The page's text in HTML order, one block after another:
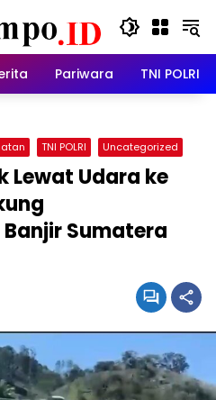
Pariwara TNI POLRI
TNI POLRI Uncategorized
Lewat Udara ke
Sumatera